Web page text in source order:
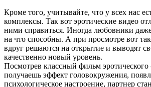
Кроме того, учитывайте, что у всех нас
комплексы. Так вот эротические видео
ними справиться. Иногда любовники
на что способны. А при просмотре вот
вдруг решаются на открытие и выводят
качественно новый уровень.
Посмотрев классный фильм эротического
получаешь эффект головокружения,
психологическое настроение, партнер